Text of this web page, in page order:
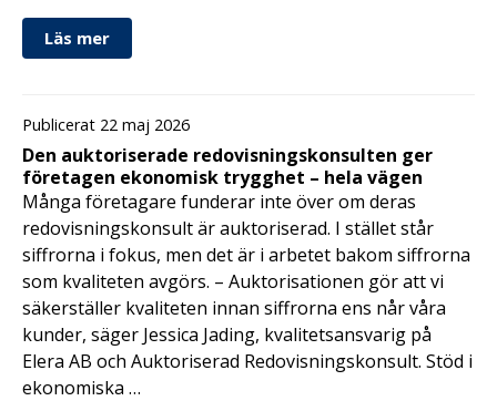
Läs mer
Publicerat 22 maj 2026
Den auktoriserade redovisningskonsulten ger
företagen ekonomisk trygghet – hela vägen
Många företagare funderar inte över om deras
redovisningskonsult är auktoriserad. I stället står
siffrorna i fokus, men det är i arbetet bakom siffrorna
som kvaliteten avgörs. – Auktorisationen gör att vi
säkerställer kvaliteten innan siffrorna ens når våra
kunder, säger Jessica Jading, kvalitetsansvarig på
Elera AB och Auktoriserad Redovisningskonsult. Stöd i
ekonomiska …